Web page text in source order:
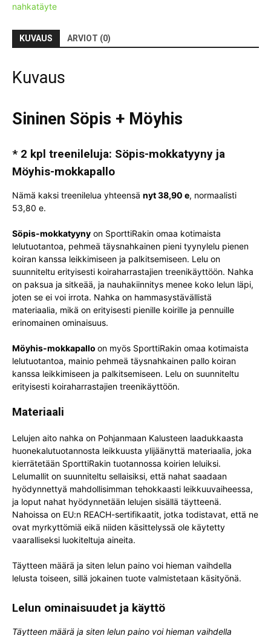
nahkatäyte
KUVAUS ARVIOT (0)
Kuvaus
Sininen Söpis + Möyhis
* 2 kpl treenileluja: Söpis-mokkatyyny ja
Möyhis-mokkapallo
Nämä kaksi treenilelua yhteensä nyt 38,90 e, normaalisti
53,80 e.
Söpis-mokkatyyny on SporttiRakin omaa kotimaista
lelutuotantoa, pehmeä täysnahkainen pieni tyynylelu pienen
koiran kanssa leikkimiseen ja palkitsemiseen. Lelu on
suunniteltu erityisesti koiraharrastajien treenikäyttöön. Nahka
on paksua ja sitkeää, ja nauhakiinnitys menee koko lelun läpi,
joten se ei voi irrota. Nahka on hammasystävällistä
materiaalia, mikä on erityisesti pienille koirille ja pennuille
erinomainen ominaisuus.
Möyhis-mokkapallo on myös SporttiRakin omaa kotimaista
lelutuotantoa, mainio pehmeä täysnahkainen pallo koiran
kanssa leikkimiseen ja palkitsemiseen. Lelu on suunniteltu
erityisesti koiraharrastajien treenikäyttöön.
Materiaali
Lelujen aito nahka on Pohjanmaan Kalusteen laadukkaasta
huonekalutuotannosta leikkuusta ylijäänyttä materiaalia, joka
kierrätetään SporttiRakin tuotannossa koirien leluiksi.
Lelumallit on suunniteltu sellaisiksi, että nahat saadaan
hyödynnettyä mahdollisimman tehokkaasti leikkuuvaiheessa,
ja loput nahat hyödynnetään lelujen sisällä täytteenä.
Nahoissa on EU:n REACH-sertifikaatit, jotka todistavat, että ne
ovat myrkyttömiä eikä niiden käsittelyssä ole käytetty
vaaralliseksi luokiteltuja aineita.
Täytteen määrä ja siten lelun paino voi hieman vaihdella
lelusta toiseen, sillä jokainen tuote valmistetaan käsityönä.
Lelun ominaisuudet ja käyttö
Täytteen määrä ja siten lelun paino voi hieman vaihdella